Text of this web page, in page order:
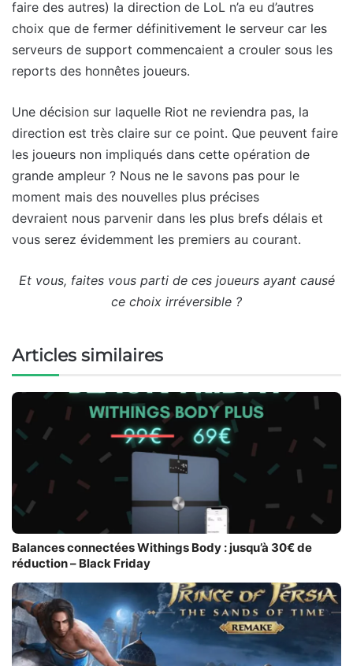
faire des autres) la direction de LoL n’a eu d’autres
choix que de fermer définitivement le serveur car les
serveurs de support commencaient a crouler sous les
reports des honnêtes joueurs.
Une décision sur laquelle Riot ne reviendra pas, la
direction est très claire sur ce point. Que peuvent faire
les joueurs non impliqués dans cette opération de
grande ampleur ? Nous ne le savons pas pour le
moment mais des nouvelles plus précises
devraient nous parvenir dans les plus brefs délais et
vous serez évidemment les premiers au courant.
Et vous, faites vous parti de ces joueurs ayant causé
ce choix irréversible ?
Articles similaires
Balances connectées Withings Body : jusqu’à 30€ de
réduction – Black Friday